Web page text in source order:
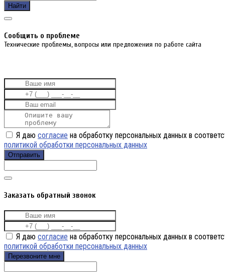
Найти
Cообщить о проблеме
Технические проблемы, вопросы или предложения по работе сайта
Я даю согласие на обработку персональных данных в
политикой обработки персональных данных
Отправить
Заказать обратный звонок
Я даю согласие на обработку персональных данных в
политикой обработки персональных данных
Перезвоните мне